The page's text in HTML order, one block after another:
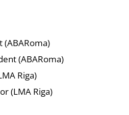
(ABARoma)
(ABARoma)
Riga)
(LMA Riga)